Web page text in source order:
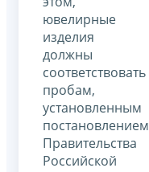
ювелирные
изделия
должны
соответствовать
пробам,
установленным
постановлением
Правительства
Российской